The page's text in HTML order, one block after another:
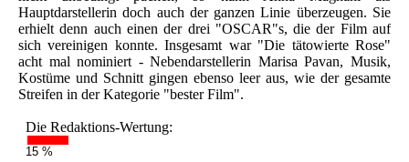
Hauptdarstellerin doch auch der ganzen Linie überzeugen. Sie
erhielt denn auch einen der drei "OSCAR"s, die der Film auf
sich vereinigen konnte. Insgesamt war "Die tätowierte Rose"
acht mal nominiert - Nebendarstellerin Marisa Pavan, Musik,
Kostüme und Schnitt gingen ebenso leer aus, wie der gesamte
Streifen in der Kategorie "bester Film".
Die Redaktions-Wertung:
15 %